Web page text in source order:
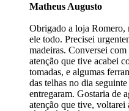
Matheus Augusto
Obrigado a loja Romero,
ele todo. Precisei
madeiras. Conversei
atenção que tive acabei
tomadas, e algumas
das telhas no dia
entregaram. Gostaria de
atenção que tive, voltarei